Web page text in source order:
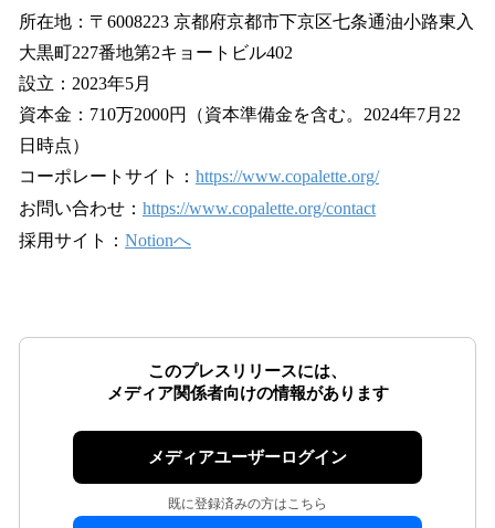
所在地：〒6008223 京都府京都市下京区七条通油小路東入
大黒町227番地第2キョートビル402
設立：2023年5月
資本金：710万2000円（資本準備金を含む。2024年7月22
日時点）
コーポレートサイト： https://www.copalette.org/
お問い合わせ： https://www.copalette.org/contact
採用サイト： Notionへ
このプレスリリースには、
メディア関係者向けの情報があります
メディアユーザーログイン
既に登録済みの方はこちら